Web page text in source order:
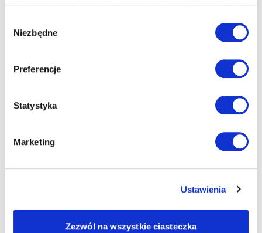
zgody
Niezbędne
Preferencje
Statystyka
Marketing
Ustawienia
Zezwól na wszystkie ciasteczka